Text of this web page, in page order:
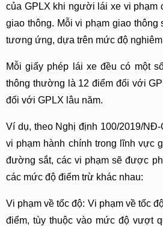
của GPLX khi người lái xe vi phạm
giao thông. Mỗi vi phạm giao thông
tương ứng, dựa trên mức độ
Mỗi giấy phép lái xe đều có một
thông thường là 12 điểm đối với
đối với GPLX lâu năm.
Ví dụ, theo Nghị định 100/2019/
vi phạm hành chính trong lĩnh vực
đường sắt, các vi phạm sẽ được
các mức độ điểm trừ khác nhau:
Vi phạm về tốc độ: Vi phạm về tốc
điểm, tùy thuộc vào mức độ vượt